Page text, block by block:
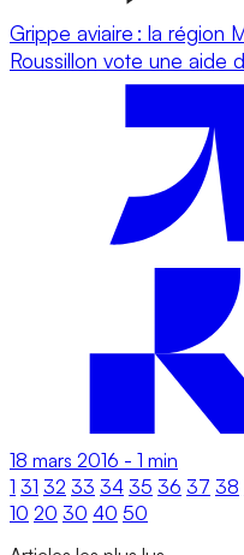
Grippe aviaire : la région
Roussillon vote une aide
18 mars 2016 - 1 min
1 31 32 33 34 35 36 37 38
10 20 30 40 50